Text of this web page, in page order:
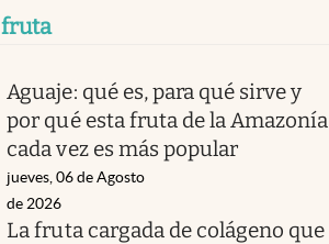
fruta
Aguaje: qué es, para qué sirve y
por qué esta fruta de la Amazonía
cada vez es más popular
jueves, 06 de Agosto
de 2026
La fruta cargada de colágeno que